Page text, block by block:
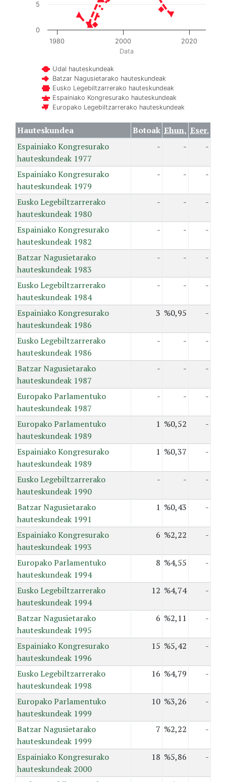
Data
Udal hauteskundeak
Batzar Nagusietarako hauteskundeak
Eusko Legebiltzarrerako hauteskundeak
Espainiako Kongresurako hauteskundeak
Europako Legebiltzarrerako hauteskundeak
1980 2000 2020
0
5
Hauteskundea Botoak Ehun. Eser.
Espainiako Kongresurako
hauteskundeak 1977
- - -
Espainiako Kongresurako
hauteskundeak 1979
- - -
Eusko Legebiltzarrerako
hauteskundeak 1980
- - -
Espainiako Kongresurako
hauteskundeak 1982
- - -
Batzar Nagusietarako
hauteskundeak 1983
- - -
Eusko Legebiltzarrerako
hauteskundeak 1984
- - -
Espainiako Kongresurako
hauteskundeak 1986
3 %0,95 -
Eusko Legebiltzarrerako
hauteskundeak 1986
- - -
Batzar Nagusietarako
hauteskundeak 1987
- - -
Europako Parlamentuko
hauteskundeak 1987
- - -
Europako Parlamentuko
hauteskundeak 1989
1 %0,52 -
Espainiako Kongresurako
hauteskundeak 1989
1 %0,37 -
Eusko Legebiltzarrerako
hauteskundeak 1990
- - -
Batzar Nagusietarako
hauteskundeak 1991
1 %0,43 -
Espainiako Kongresurako
hauteskundeak 1993
6 %2,22 -
Europako Parlamentuko
hauteskundeak 1994
8 %4,55 -
Eusko Legebiltzarrerako
hauteskundeak 1994
12 %4,74 -
Batzar Nagusietarako
hauteskundeak 1995
6 %2,11 -
Espainiako Kongresurako
hauteskundeak 1996
15 %5,42 -
Eusko Legebiltzarrerako
hauteskundeak 1998
16 %4,79 -
Europako Parlamentuko
hauteskundeak 1999
10 %3,26 -
Batzar Nagusietarako
hauteskundeak 1999
7 %2,22 -
Espainiako Kongresurako
hauteskundeak 2000
18 %5,86 -